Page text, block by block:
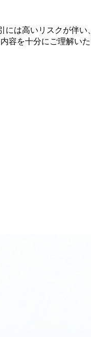
には高いリスクが伴い、
内容を十分にご理解いた